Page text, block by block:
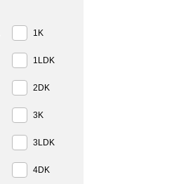
1K
1LDK
2DK
3K
3LDK
4DK